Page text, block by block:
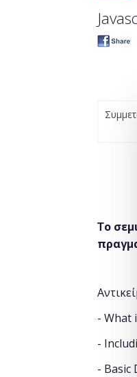
Το
- What
-
- Basic